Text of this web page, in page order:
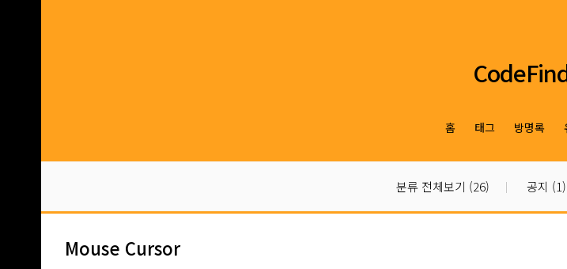
홈 태그 방명록
분류 전체보기 (26) 공지 (1)
Mouse Cursor